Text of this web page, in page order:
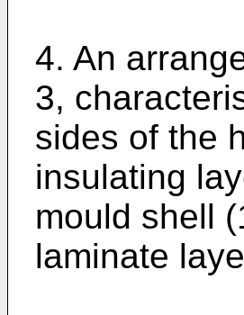
4. An
3,
sides of the
insulating
mould shell
laminate